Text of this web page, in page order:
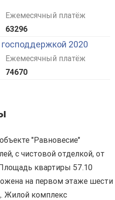
Ежемесячный платёж
63296
2020
Ежемесячный платёж
74670
"Равновесие"
с чистовой отделкой, от
квартиры 57.10
на первом этаже шести
Жилой комплекс